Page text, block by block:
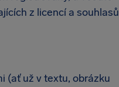
z licencí a souhlasů
(ať už v textu, obrázku